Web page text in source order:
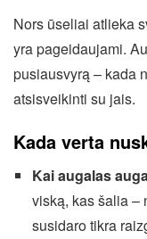
Nors ūseliai atlieka
yra pageidaujami.
pusiausvyrą – kada
atsisveikinti su jais.
Kada verta
Kai augalas
viską, kas šalia –
susidaro tikra